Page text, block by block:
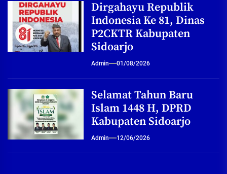
Dirgahayu Republik
Indonesia Ke 81, Dinas
P2CKTR Kabupaten
Sidoarjo
Admin 01/08/2026
Selamat Tahun Baru
Islam 1448 H, DPRD
Kabupaten Sidoarjo
Admin 12/06/2026